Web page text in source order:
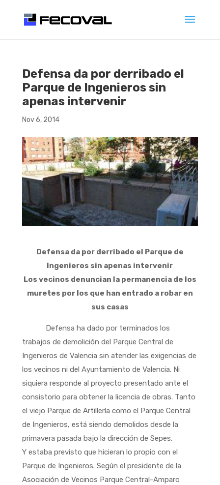
Defensa da por derribado el
Parque de Ingenieros sin
apenas intervenir
Nov 6, 2014
Defensa da por derribado el Parque de
Ingenieros sin apenas intervenir
Los vecinos denuncian la permanencia de los
muretes por los que han entrado a robar en
sus casas
Defensa ha dado por terminados los
trabajos de demolición del Parque Central de
Ingenieros de Valencia sin atender las exigencias de
los vecinos ni del Ayuntamiento de Valencia. Ni
siquiera responde al proyecto presentado ante el
consistorio para obtener la licencia de obras. Tanto
el viejo Parque de Artillería como el Parque Central
de Ingenieros, está siendo demolidos desde la
primavera pasada bajo la dirección de Sepes.
Y estaba previsto que hicieran lo propio con el
Parque de Ingenieros. Según el presidente de la
Asociación de Vecinos Parque Central-Amparo